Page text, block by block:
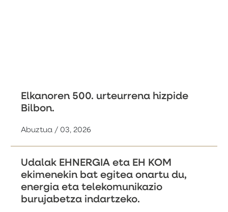
Elkanoren 500. urteurrena hizpide
Bilbon.
Abuztua / 03, 2026
Udalak EHNERGIA eta EH KOM
ekimenekin bat egitea onartu du,
energia eta telekomunikazio
burujabetza indartzeko.